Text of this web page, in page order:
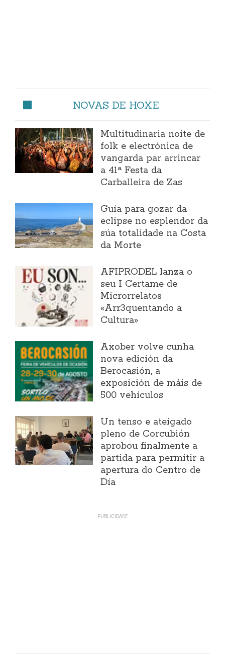
NOVAS DE HOXE
Multitudinaria noite de
folk e electrónica de
vangarda par arrincar
a 41ª Festa da
Carballeira de Zas
Guía para gozar da
eclipse no esplendor da
súa totalidade na Costa
da Morte
AFIPRODEL lanza o
seu I Certame de
Microrrelatos
«Arr3quentando a
Cultura»
Axober volve cunha
nova edición da
Berocasión, a
exposición de máis de
500 vehículos
Un tenso e ateigado
pleno de Corcubión
aprobou finalmente a
partida para permitir a
apertura do Centro de
Día